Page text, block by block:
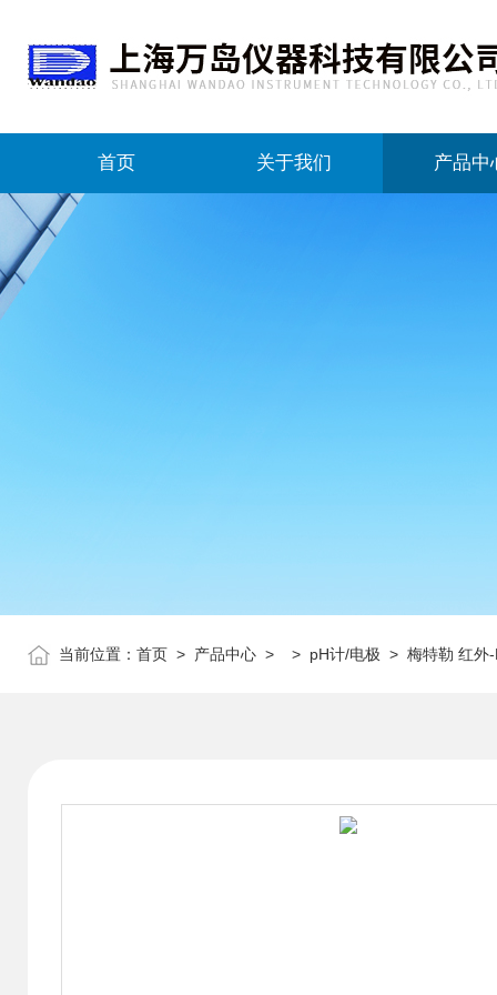
首页 关于我们 产品中
当前位置： 首页 > 产品中心 > > pH计/电极 > 梅特勒 红外